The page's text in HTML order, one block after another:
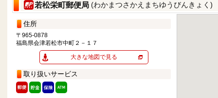
若松栄町郵便局 (わかまつさかえまちゆうびんきょく)
住所
〒965-0878
福島県会津若松市中町２－１７
大きな地図で見る
取り扱いサービス